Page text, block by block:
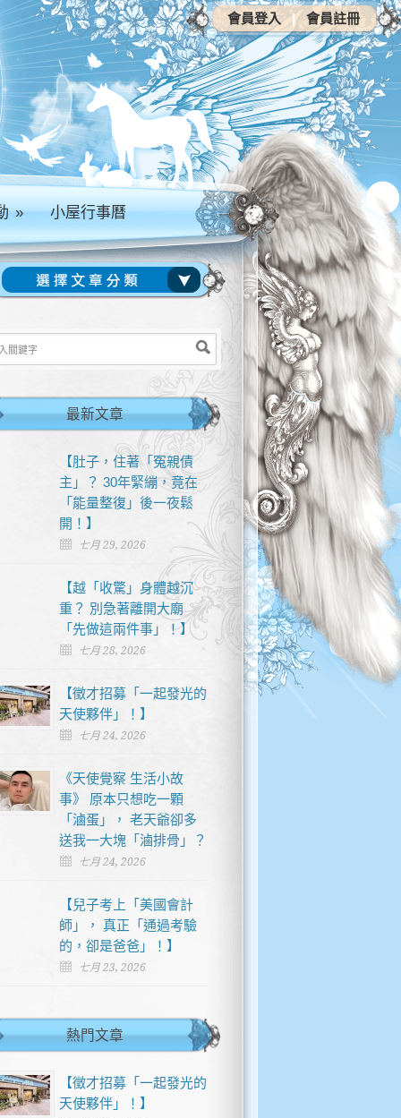
» 小屋行事曆
最新文章
【肚子，住著「冤親債
主」？ 30年緊繃，竟在
「能量整復」後一夜鬆
開！】
七月 29, 2026
【越「收驚」身體越沉
重？ 別急著離開大廟
「先做這兩件事」！】
七月 28, 2026
【徵才招募「一起發光的
天使夥伴」！】
七月 24, 2026
《天使覺察 生活小故
事》 原本只想吃一顆
「滷蛋」， 老天爺卻多
送我一大塊「滷排骨」？
七月 24, 2026
【兒子考上「美國會計
師」， 真正「通過考驗
的，卻是爸爸」！】
七月 23, 2026
熱門文章
【徵才招募「一起發光的
天使夥伴」！】
會員登入 | 會員註冊